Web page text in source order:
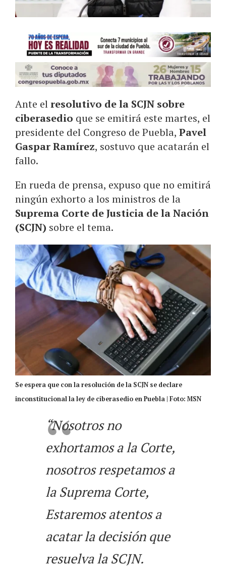
Ante elresolutivo de la SCJN sobre
ciberasedio que se emitirá este martes, el
presidente del Congreso de Puebla, Pavel
Gaspar Ramírez, sostuvo que acatarán el
fallo.
En rueda de prensa, expuso que no emitirá
ningún exhorto a los ministros de la
Suprema Corte de Justicia de la Nación
(SCJN) sobre el tema.
Se espera que con la resolución de la SCJN se declare
inconstitucional la ley de ciberasedio en Puebla | Foto: MSN
“Nosotros no
exhortamos a la Corte,
nosotros respetamos a
la Suprema Corte,
Estaremos atentos a
acatar la decisión que
resuelva la SCJN.